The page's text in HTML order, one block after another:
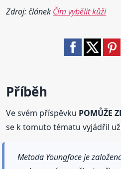
Zdroj: článek Čím vybělit kůži
Příběh
Ve svém příspěvku POMŮŽE
se k tomuto tématu vyjádřil
Metoda Youngface je